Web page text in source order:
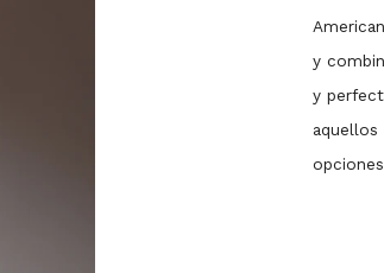
y
y
aquellos